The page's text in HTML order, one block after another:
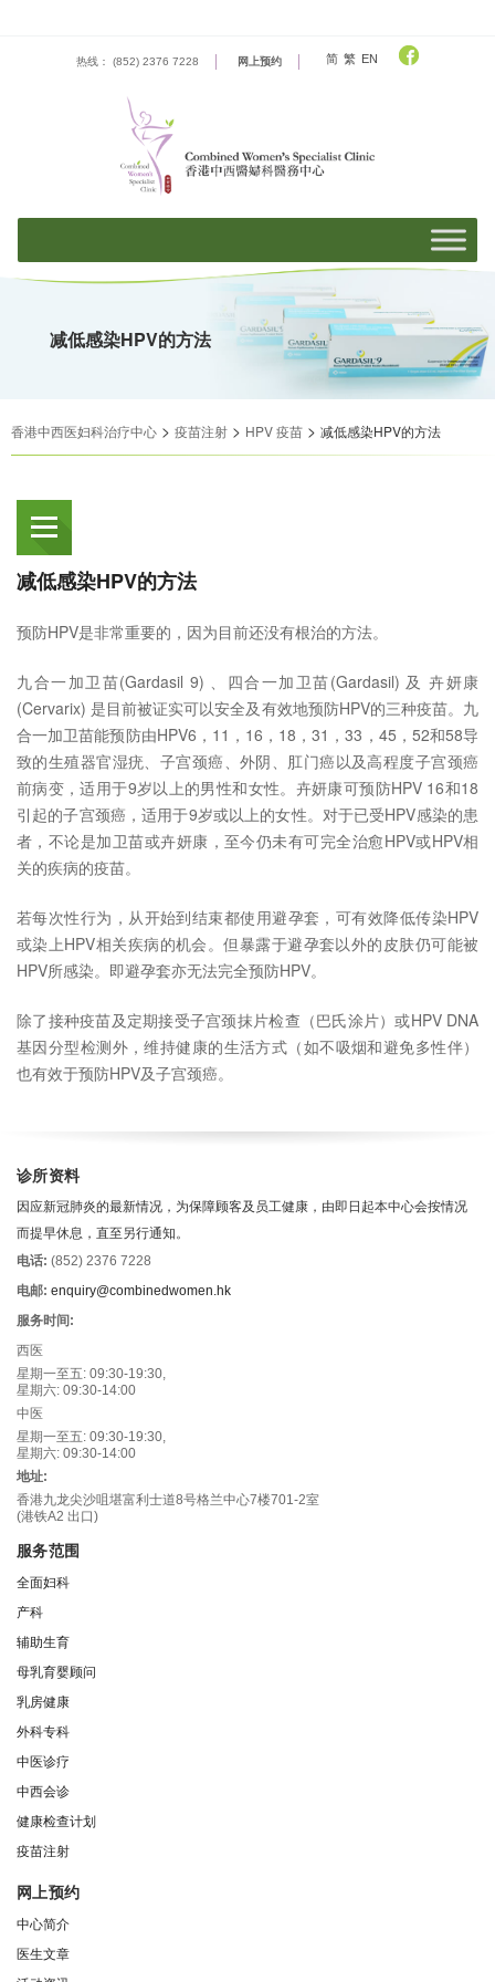
热线： (852) 2376 7228 网上预约 简 繁 EN
减低感染HPV的方法
香港中西医妇科治疗中心 > 疫苗注射 > HPV 疫苗 > 减低感染HPV的方法
减低感染HPV的方法
预防HPV是非常重要的，因为目前还没有根治的方法。
九合一加卫苗(Gardasil 9) 、四合一加卫苗(Gardasil) 及 卉妍康
(Cervarix) 是目前被证实可以安全及有效地预防HPV的三种疫苗。九
合一加卫苗能预防由HPV6，11，16，18，31，33，45，52和58导
致的生殖器官湿疣、子宫颈癌、外阴、肛门癌以及高程度子宫颈癌
前病变，适用于9岁以上的男性和女性。卉妍康可预防HPV 16和18
引起的子宫颈癌，适用于9岁或以上的女性。对于已受HPV感染的患
者，不论是加卫苗或卉妍康，至今仍未有可完全治愈HPV或HPV相
关的疾病的疫苗。
若每次性行为，从开始到结束都使用避孕套，可有效降低传染HPV
或染上HPV相关疾病的机会。但暴露于避孕套以外的皮肤仍可能被
HPV所感染。即避孕套亦无法完全预防HPV。
除了接种疫苗及定期接受子宫颈抹片检查（巴氏涂片）或HPV DNA
基因分型检测外，维持健康的生活方式（如不吸烟和避免多性伴）
也有效于预防HPV及子宫颈癌。
诊所资料
因应新冠肺炎的最新情况，为保障顾客及员工健康，由即日起本中心会按情况
而提早休息，直至另行通知。
电话: (852) 2376 7228
电邮: enquiry@combinedwomen.hk
服务时间:
西医
星期一至五: 09:30-19:30,
星期六: 09:30-14:00
中医
星期一至五: 09:30-19:30,
星期六: 09:30-14:00
地址:
香港九龙尖沙咀堪富利士道8号格兰中心7楼701-2室
(港铁A2 出口)
服务范围
全面妇科
产科
辅助生育
母乳育婴顾问
乳房健康
外科专科
中医诊疗
中西会诊
健康检查计划
疫苗注射
网上预约
中心简介
医生文章